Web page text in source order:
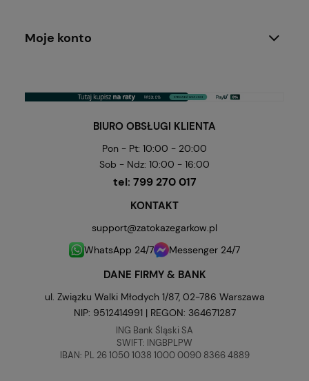
Moje konto
BIURO OBSŁUGI KLIENTA
Pon - Pt: 10:00 - 20:00
Sob - Ndz: 10:00 - 16:00
tel: 799 270 017
KONTAKT
support@zatokazegarkow.pl
WhatsApp 24/7
Messenger 24/7
DANE FIRMY & BANK
ul. Związku Walki Młodych 1/87, 02-786 Warszawa
NIP: 9512414991 | REGON: 364671287
ING Bank Śląski SA
SWIFT: INGBPLPW
IBAN: PL 26 1050 1038 1000 0090 8366 4889